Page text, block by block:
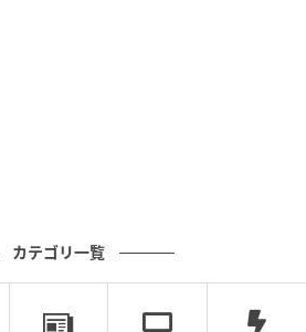
ていま
ここの保育園ヤバいかも！？
カテゴリ一覧